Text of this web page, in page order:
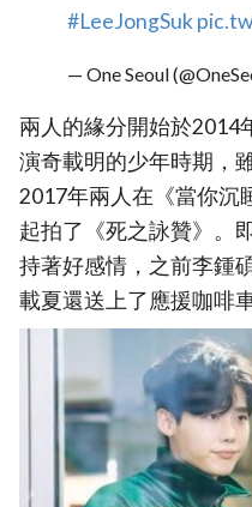
#LeeJongSuk
— One Seoul
兩人的緣分開始於2014
演奇載明的少年時期，
2017年兩人在《當你沉
起拍了《死之詠贊》。
持著好感情，之前李鍾
載夏還送上了應援咖啡車